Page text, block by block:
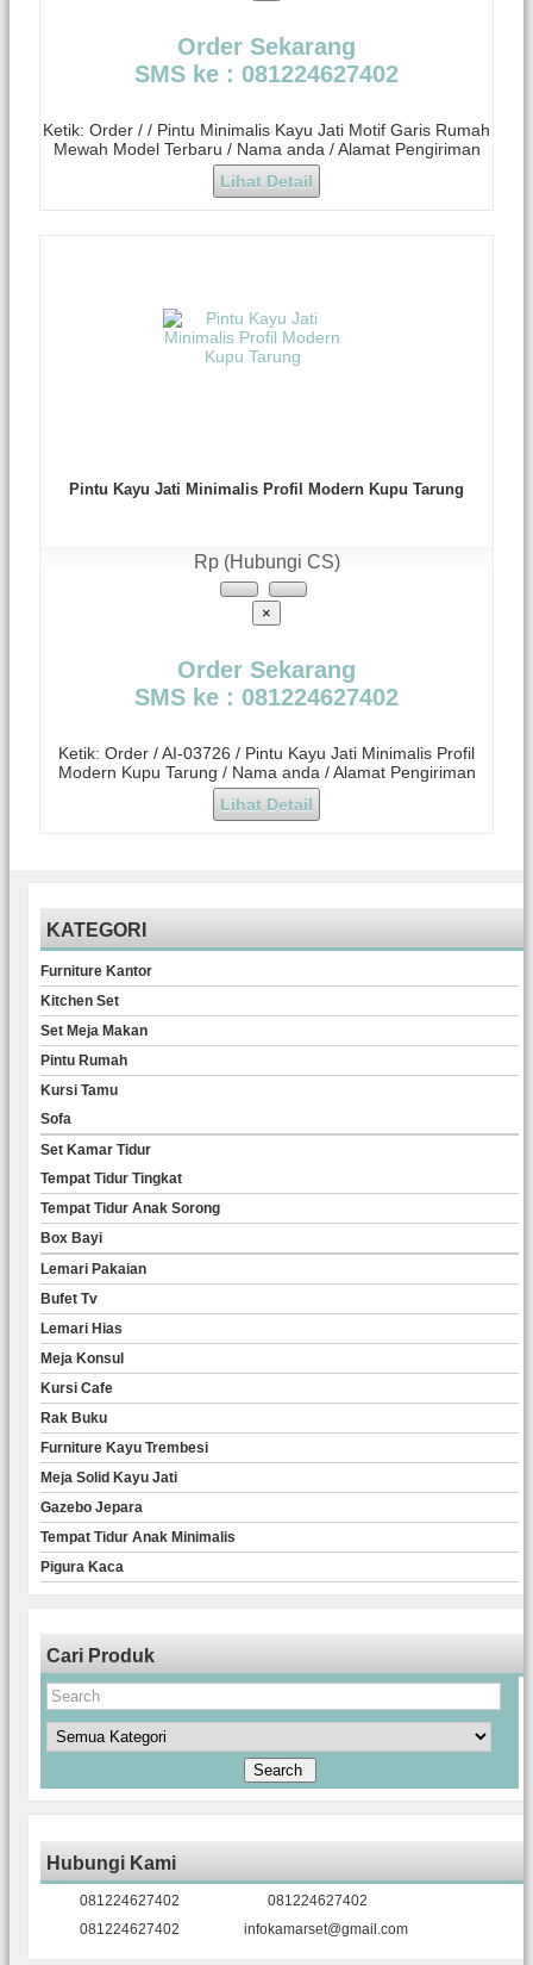
Order Sekarang
SMS ke : 081224627402
Ketik: Order / / Pintu Minimalis Kayu Jati Motif Garis Rumah
Mewah Model Terbaru / Nama anda / Alamat Pengiriman
Lihat Detail
Pintu Kayu Jati Minimalis Profil Modern Kupu Tarung
Rp (Hubungi CS)
×
Order Sekarang
SMS ke : 081224627402
Ketik: Order / AI-03726 / Pintu Kayu Jati Minimalis Profil
Modern Kupu Tarung / Nama anda / Alamat Pengiriman
Lihat Detail
KATEGORI
Furniture Kantor
Kitchen Set
Set Meja Makan
Pintu Rumah
Kursi Tamu
Sofa
Set Kamar Tidur
Tempat Tidur Tingkat
Tempat Tidur Anak Sorong
Box Bayi
Lemari Pakaian
Bufet Tv
Lemari Hias
Meja Konsul
Kursi Cafe
Rak Buku
Furniture Kayu Trembesi
Meja Solid Kayu Jati
Gazebo Jepara
Tempat Tidur Anak Minimalis
Pigura Kaca
Cari Produk
Hubungi Kami
081224627402
081224627402
081224627402
infokamarset@gmail.com